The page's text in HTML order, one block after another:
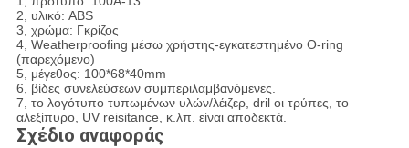
2, υλικό: ABS
3, χρώμα: Γκρίζος
4, Weatherproofing μέσω χρήστης-εγκατεστημένο O-ring
(παρεχόμενο)
5, μέγεθος: 100*68*40mm
6, βίδες συνελεύσεων συμπεριλαμβανόμενες.
7, το λογότυπο τυπωμένων υλών/λέιζερ, dril οι τρύπες, το
αλεξίπυρο, UV reisitance, κ.λπ. είναι αποδεκτά.
Σχέδιο αναφοράς